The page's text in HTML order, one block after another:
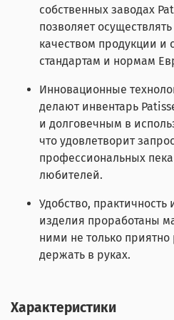
собственных заводах
позволяет
качеством продукции и
стандартам и нормам
Инновационные
делают инвентарь
и долговечным в
что удовлетворит
профессиональных
любителей.
Удобство,
изделия проработаны
ними не только приятно
держать в руках.
Характеристики